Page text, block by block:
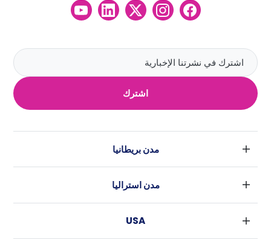
اشترك
مدن بريطانيا
بارامنجهام
مدن استراليا
USA